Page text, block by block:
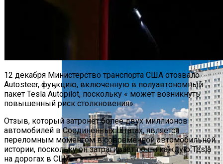
Что За Неведомый Аппарат Запустила
Гадают
Ученые Создали Стентопрут Для
Управления Техникой Силой Мысли
Футуристическое Колесо Обозрения
Высотой 220 Метров Построят В Сеуле
12 декабря Министерство транспорта США отозвало
Autosteer, функцию, включенную в полуавтономный
пакет Tesla Autopilot, поскольку « может возникнуть
повышенный риск столкновения».
Отзыв, который затронет более двух миллионов
автомобилей в Соединенных Штатах, является
переломным моментом в современной автомобильной
истории, поскольку он затрагивает почти каждую Tesla
на дорогах в США.